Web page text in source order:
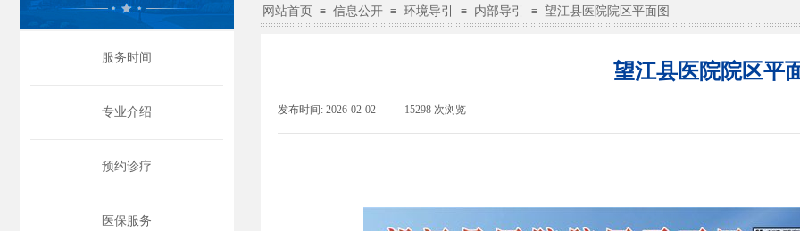
网站首页 ≡ 信息公开 ≡ 环境导引 ≡ 内部导引 ≡ 望江县医院院区平面图
服务时间
专业介绍
预约诊疗
医保服务
望江县医院院区平
发布时间: 2026-02-02 15298 次浏览